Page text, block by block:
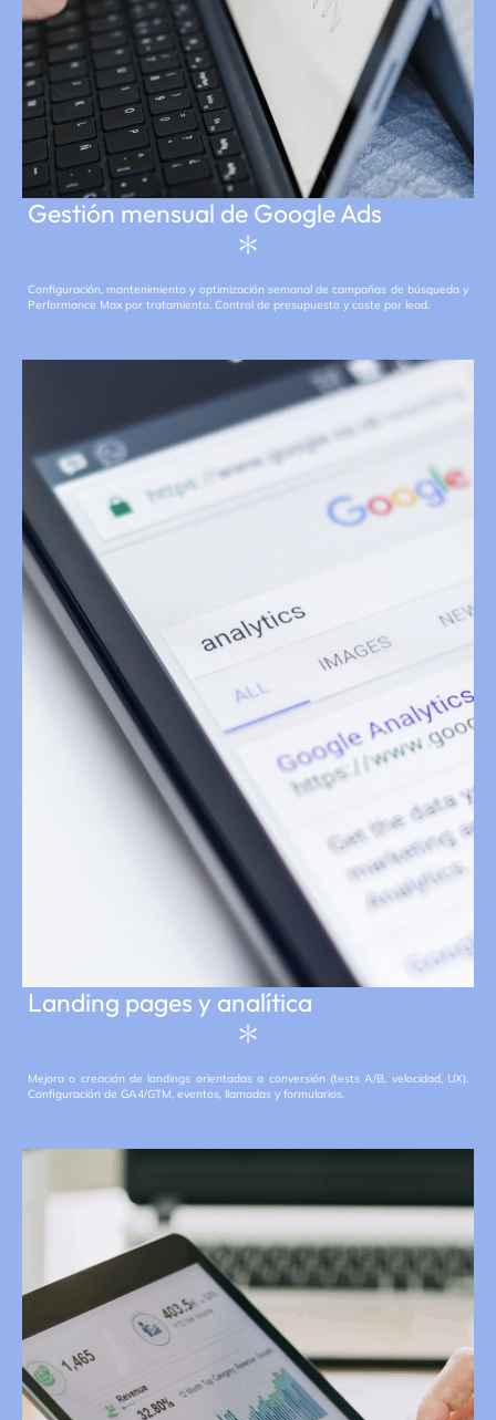
Gestión mensual de Google Ads
Configuración, mantenimiento y optimización semanal de campañas de búsqueda y
Performance Max por tratamiento. Control de presupuesto y coste por lead.
Landing pages y analítica
Mejora o creación de landings orientadas a conversión (tests A/B, velocidad, UX).
Configuración de GA4/GTM, eventos, llamadas y formularios.